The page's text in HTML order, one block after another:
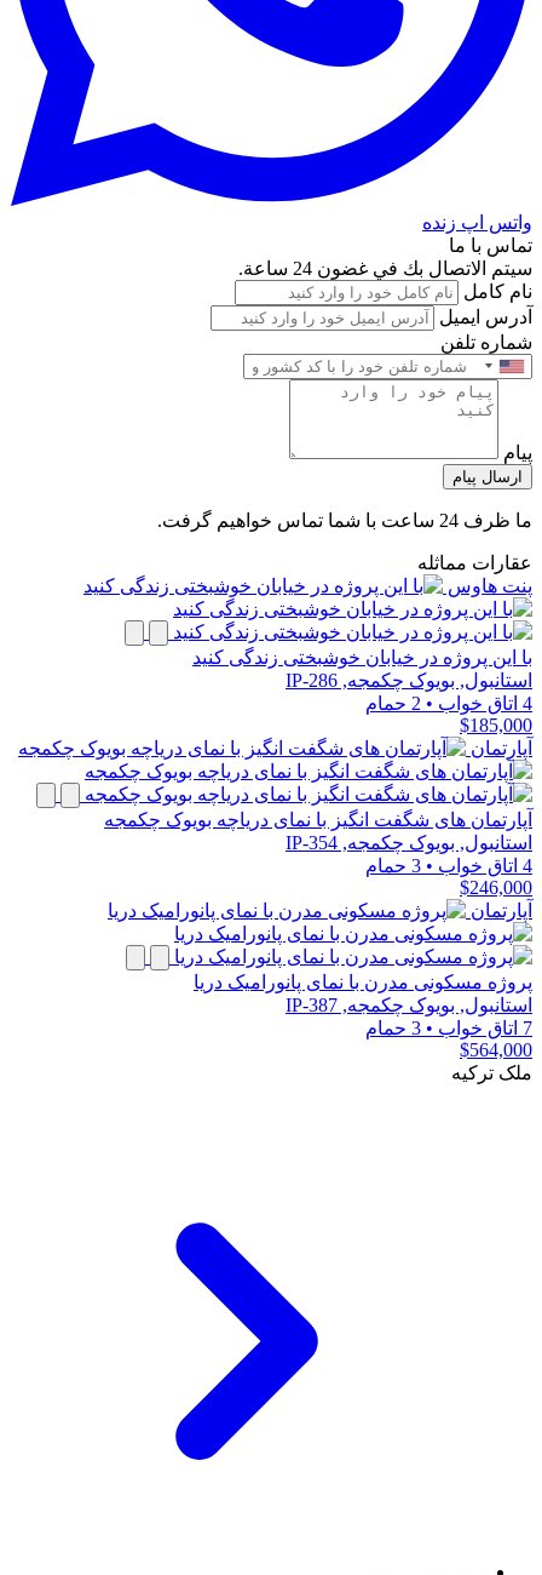
واتس اپ زنده
تماس با ما
سيتم الاتصال بك في غضون 24 ساعة.
نام کامل
آدرس ایمیل
شماره تلفن
پیام
ارسال پیام
ما ظرف 24 ساعت با شما تماس خواهیم گرفت.
عقارات مماثله
پنت هاوس
با این پروژه در خیابان خوشبختی زندگی کنید
استانبول, بویوک چکمجه, IP-286
4 اتاق خواب
• 2 حمام
$185,000
آپارتمان
آپارتمان های شگفت انگیز با نمای دریاچه بویوک چکمجه
استانبول, بویوک چکمجه, IP-354
4 اتاق خواب
• 3 حمام
$246,000
آپارتمان
پروژه مسکونی مدرن با نمای پانورامیک دریا
استانبول, بویوک چکمجه, IP-387
7 اتاق خواب
• 3 حمام
$564,000
ملک ترکیه